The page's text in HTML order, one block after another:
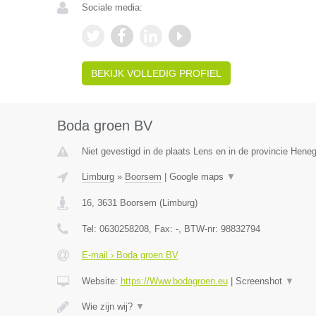
Sociale media:
BEKIJK VOLLEDIG PROFIEL
Boda groen BV
Niet gevestigd in de plaats Lens en in de provincie
Limburg» Boorsem Google maps ▼
16, 3631 Boorsem (Limburg)
Tel: 0630258208, Fax: -, BTW-nr: 98832794
E-mail › Boda groen BV
Website: https://Www.bodagroen.eu| Screenshot ▼
Wie zijn wij? ▼